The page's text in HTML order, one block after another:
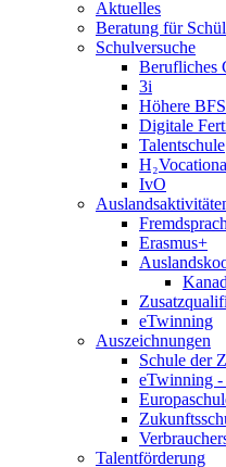
Aktuelles
Beratung für
Schulversuche
Berufliches
3i
Höhere
Digitale
Talentschule
IvO
Erasmus+
eTwinning
Auszeichnungen
Schule der
eTwinning -
Talentförderung